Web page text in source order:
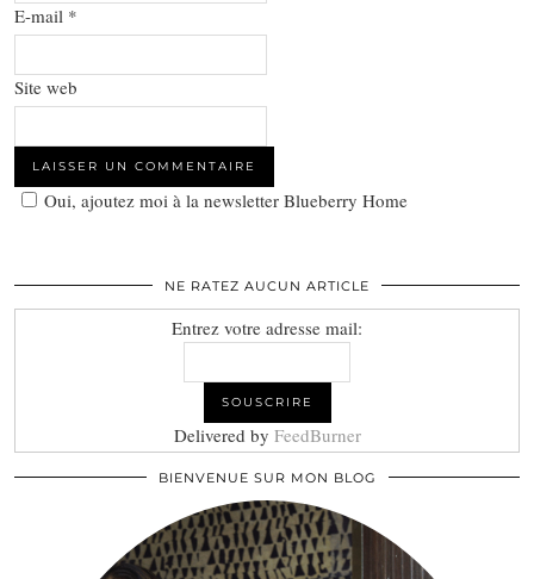
E-mail *
Site web
Oui, ajoutez moi à la newsletter Blueberry Home
NE RATEZ AUCUN ARTICLE
Entrez votre adresse mail:
Delivered by FeedBurner
BIENVENUE SUR MON BLOG